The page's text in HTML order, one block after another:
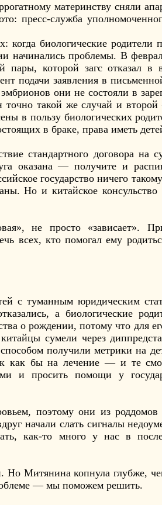
материнству сняли
пресс-служба
биологические родители
начинались проблемы. В
пары, которой загс отказал в
подачи заявления в
они не состояли в
такой же случай и
в пользу биологических
в браке, права иметь
стандартного договора на
оказана — получите и
государство ничего
Но и китайское
не просто «зависает».
всех, кто помогал ему
с туманным юридическим
а биологические
о рождении, потому что для
сумели через
получили метрики на
как бы на лечение — и те
и просить помощи у
поэтому они из роддомов
начали слать сигналы
как-то много у нас в
Митянина копнула глубже,
— мы поможем решить.